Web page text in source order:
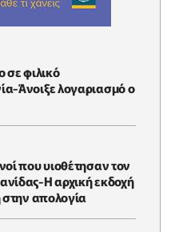
σε φιλικό
Άνοιξε λογαριασμό ο
που υιοθέτησαν τον
Η αρχική εκδοχή
στην απολογία